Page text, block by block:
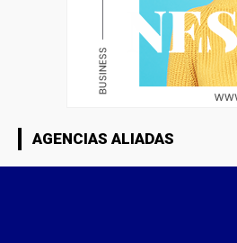
AGENCIAS ALIADAS